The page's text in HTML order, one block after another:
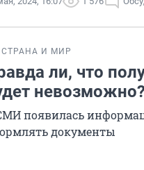
СТРАНА И МИР
ли, что
появилась
документы